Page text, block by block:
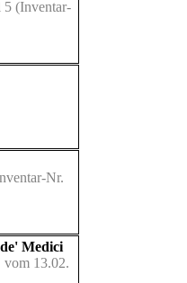
5 (Inventar-
Nr.
Medici
vom 13.02.